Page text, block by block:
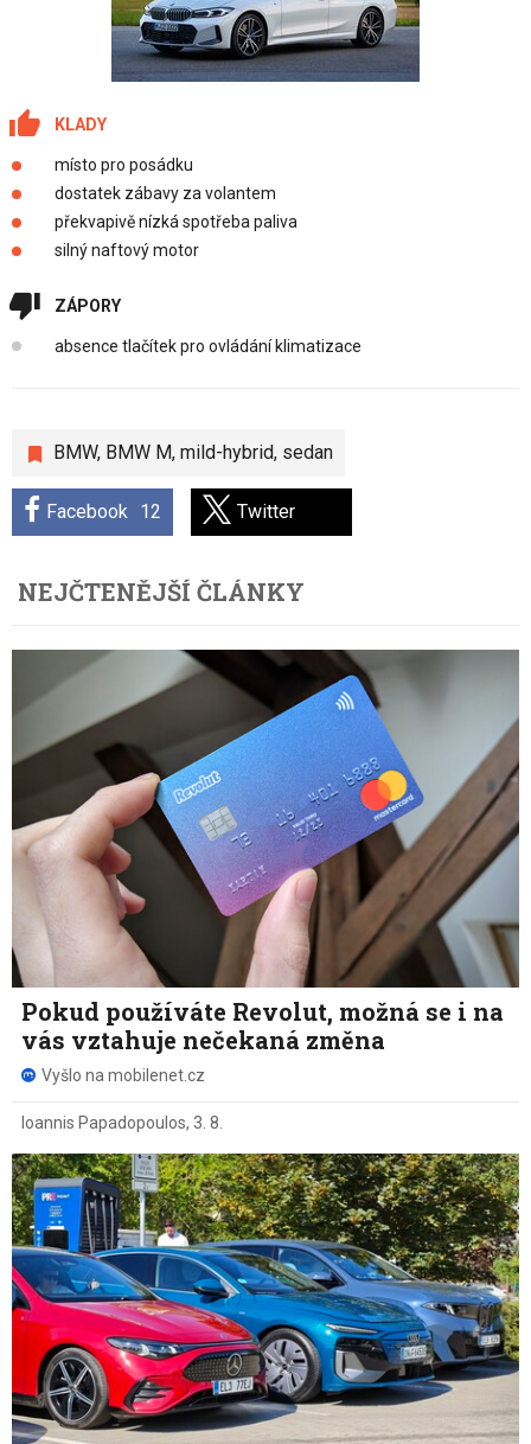
KLADY
místo pro posádku
dostatek zábavy za volantem
překvapivě nízká spotřeba paliva
silný naftový motor
ZÁPORY
absence tlačítek pro ovládání klimatizace
BMW, BMW M, mild-hybrid, sedan
Facebook 12 Twitter
NEJČTENĚJŠÍ ČLÁNKY
Pokud používáte Revolut, možná se i na
vás vztahuje nečekaná změna
Vyšlo na mobilenet.cz
Ioannis Papadopoulos, 3. 8.